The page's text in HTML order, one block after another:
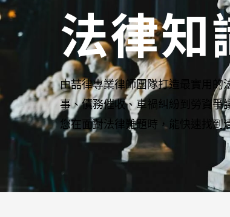
媒體報導
最新消息
服務據點
法律知
由喆律專業律師團隊打造最實用的
事、債務催收、車禍糾紛到勞資爭
您在面對法律難題時，能快速找到